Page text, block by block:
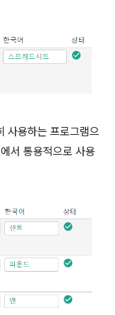
사용하는 프로그램으
서 통용적으로 사용